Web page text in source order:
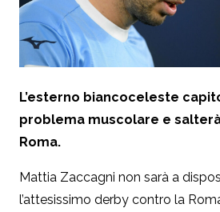
L’esterno biancoceleste
problema muscolare e
Roma.
Mattia Zaccagni non sarà a
l’attesissimo derby contro la